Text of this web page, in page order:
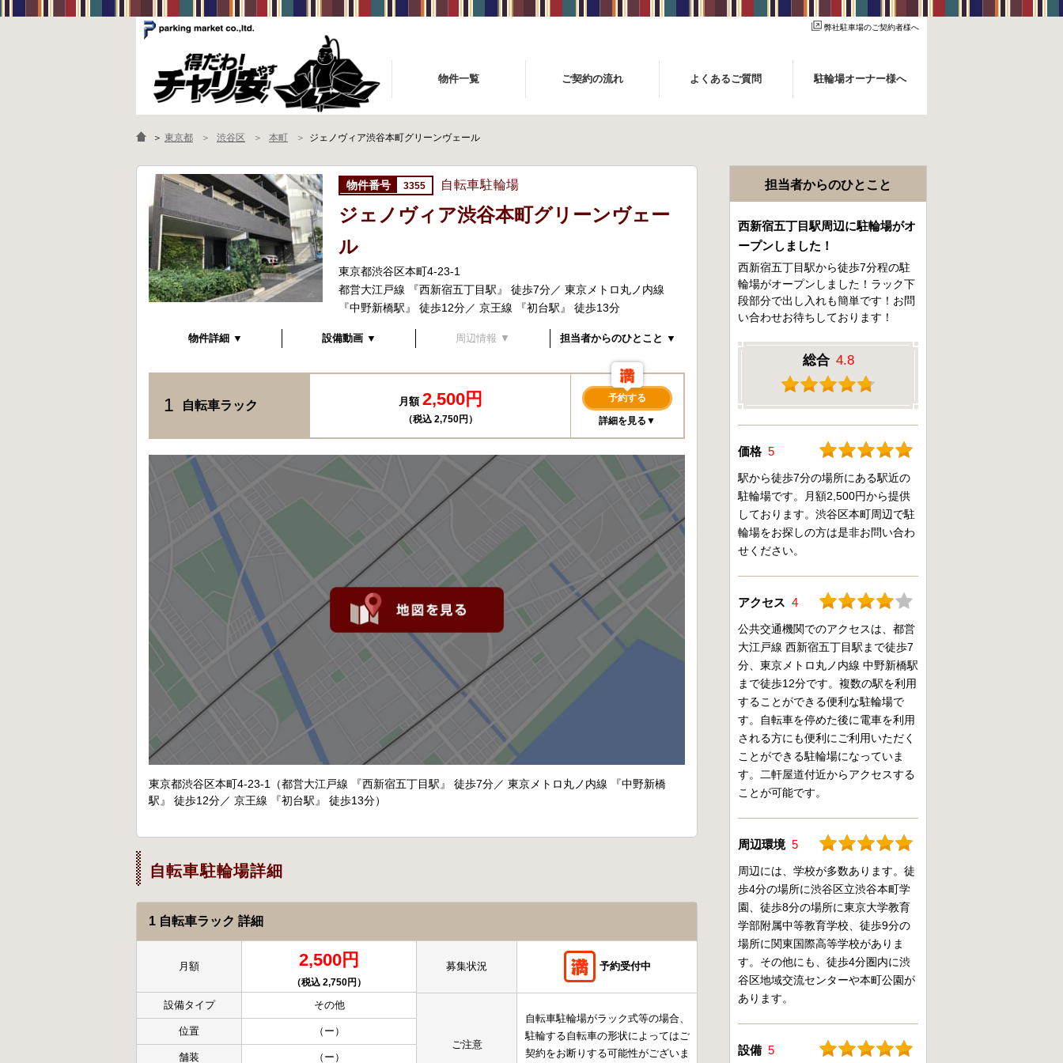
弊社駐車場のご契約者様へ
物件一覧 ご契約の流れ よくあるご質問 駐輪場オーナー様へ
＞ 東京都 渋谷区 本町 ジェノヴィア渋谷本町グリーンヴェール
3355 自転車駐輪場
ジェノヴィア渋谷本町グリーンヴェー
ル
東京都渋谷区本町4-23-1
都営大江戸線 『西新宿五丁目駅』 徒歩7分／ 東京メトロ丸ノ内線
『中野新橋駅』 徒歩12分／ 京王線 『初台駅』 徒歩13分
物件詳細 ▼ 設備動画 ▼ 周辺情報 ▼ 担当者からのひとこと ▼
1 自転車ラック 月額 2,500円
（税込 2,750円）
予約する
詳細を見る▼
東京都渋谷区本町4-23-1（都営大江戸線 『西新宿五丁目駅』 徒歩7分／ 東京メトロ丸ノ内線 『中野新橋
駅』 徒歩12分／ 京王線 『初台駅』 徒歩13分）
自転車駐輪場詳細
1 自転車ラック 詳細
月額 2,500円
（税込 2,750円）
設備タイプ その他
位置 （ー）
舗装 （ー）
募集状況 予約受付中
ご注意
自転車駐輪場がラック式等の場合、
駐輪する自転車の形状によってはご
契約をお断りする可能性がございま
担当者からのひとこと
西新宿五丁目駅周辺に駐輪場がオ
ープンしました！
西新宿五丁目駅から徒歩7分程の駐
輪場がオープンしました！ラック下
段部分で出し入れも簡単です！お問
い合わせお待ちしております！
総合 4.8
価格 5
駅から徒歩7分の場所にある駅近の
駐輪場です。月額2,500円から提供
しております。渋谷区本町周辺で駐
輪場をお探しの方は是非お問い合わ
せください。
アクセス 4
公共交通機関でのアクセスは、都営
大江戸線 西新宿五丁目駅まで徒歩7
分、東京メトロ丸ノ内線 中野新橋駅
まで徒歩12分です。複数の駅を利用
することができる便利な駐輪場で
す。自転車を停めた後に電車を利用
される方にも便利にご利用いただく
ことができる駐輪場になっていま
す。二軒屋道付近からアクセスする
ことが可能です。
周辺環境 5
周辺には、学校が多数あります。徒
歩4分の場所に渋谷区立渋谷本町学
園、徒歩8分の場所に東京大学教育
学部附属中等教育学校、徒歩9分の
場所に関東国際高等学校がありま
す。その他にも、徒歩4分圏内に渋
谷区地域交流センターや本町公園が
あります。
設備 5